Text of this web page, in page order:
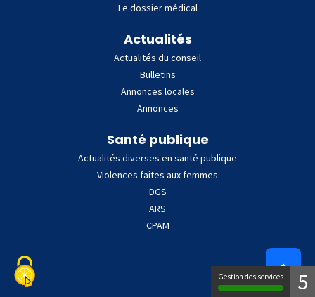
Le dossier médical
Actualités
Actualités du conseil
Bulletins
Annonces locales
Annonces
Santé publique
Actualités diverses en santé publique
Violences faites aux femmes
DGS
ARS
CPAM
Gestion des services 5